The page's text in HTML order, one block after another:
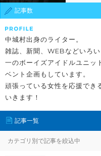
記事数
中城村出身のライター。
雑誌、新聞、WEBなどいろ
一のボーイズアイドルユニ
ベント企画もしています。
頑張っている女性を応援でき
いきます！
記事一覧
カテゴリ別で記事を絞込中